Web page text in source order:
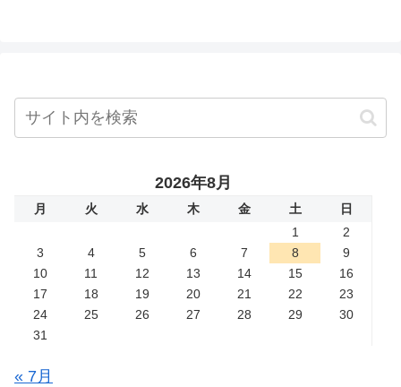
2026年8月
月 火 水 木 金 土
日
1
2
3
4 5 6 7 8
9
10
11 12 13 14 15
16
17
18 19 20 21 22
23
24
25 26 27 28 29
30
31
« 7月